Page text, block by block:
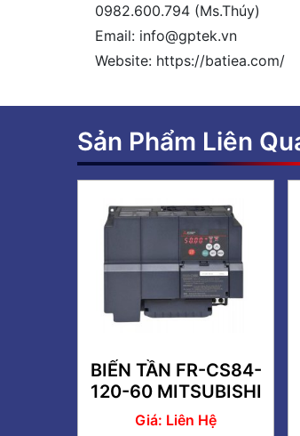
0982.600.794 (Ms.Thúy)
Email: info@gptek.vn
Website: https://batiea.com/
Sản Phẩm Liên
BIẾN TẦN FR-CS84-
120-60 MITSUBISHI
Giá: Liên Hệ